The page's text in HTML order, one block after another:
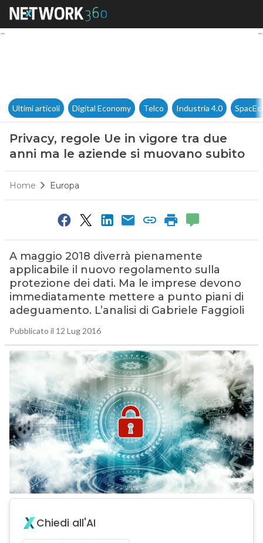
Privacy, regole Ue in vigore
Ultimi articoli Digital Economy Telco Industria 4.0
Privacy, regole Ue in vigore tra due
anni ma le aziende si muovano subito
Home Europa
A maggio 2018 diverrà pienamente
applicabile il nuovo regolamento sulla
protezione dei dati. Ma le imprese devono
immediatamente mettere a punto piani di
adeguamento. L’analisi di Gabriele Faggioli
Pubblicato il 12 Lug 2016
Chiedi all'AI